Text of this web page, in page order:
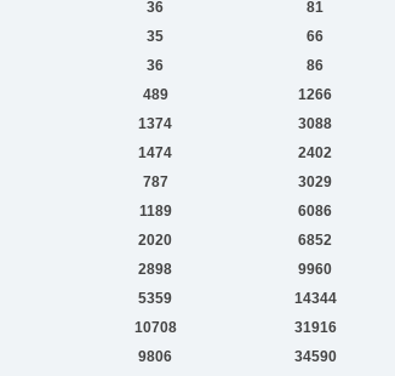
36 81
35 66
36 86
489 1266
1374 3088
1474 2402
787 3029
1189 6086
2020 6852
2898 9960
5359 14344
10708 31916
9806 34590